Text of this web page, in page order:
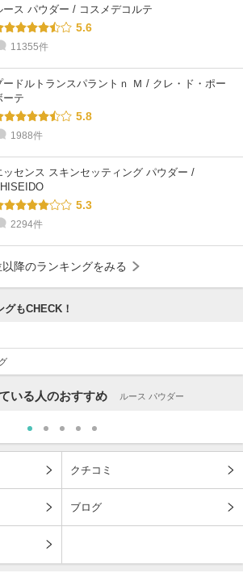
ース パウダー / コスメデコルテ
5.6
11355件
ードルトランスパラントｎ Ｍ / クレ・ド・ポー
ーテ
5.8
1988件
ッセンス スキンセッティング パウダー /
5.3
2294件
降のランキングをみる
もCHECK！
いる人のおすすめ ルース パウダー
クチコミ
ブログ